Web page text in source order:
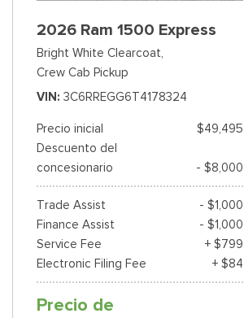
2026 Ram 1500 Express
Bright White Clearcoat,
Crew Cab Pickup
VIN
3C6RREGG6T4178324
Precio inicial
$49,495
Descuento del
concesionario
- $8,000
Trade Assist
- $1,000
Finance Assist
- $1,000
Service Fee
+ $799
Electronic Filing Fee
+ $84
Precio de